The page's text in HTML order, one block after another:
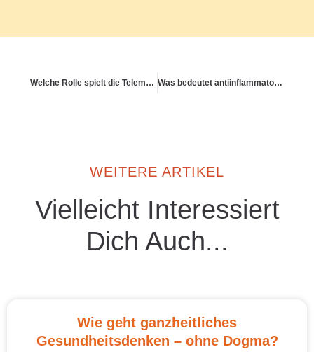
Welche Rolle spielt die Telematik-Infrastruktur im Gesundheitssystem? Was bedeutet antiinflammatorisch essen?
WEITERE ARTIKEL
Vielleicht Interessiert
Dich Auch...
Wie geht ganzheitliches
Gesundheitsdenken – ohne Dogma?